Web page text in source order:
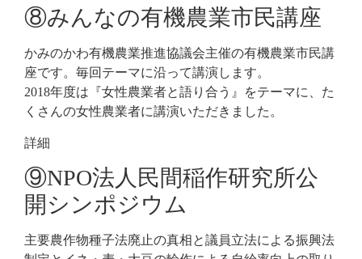
⑧みんなの有機農業市民講座
かみのかわ有機農業推進協議会主催の有機農業市民講
座です。毎回テーマに沿って講演します。
2018年度は『女性農業者と語り合う』をテーマに、た
くさんの女性農業者に講演いただきました。
詳細
⑨NPO法人民間稲作研究所公
開シンポジウム
主要農作物種子法廃止の真相と議員立法による振興法